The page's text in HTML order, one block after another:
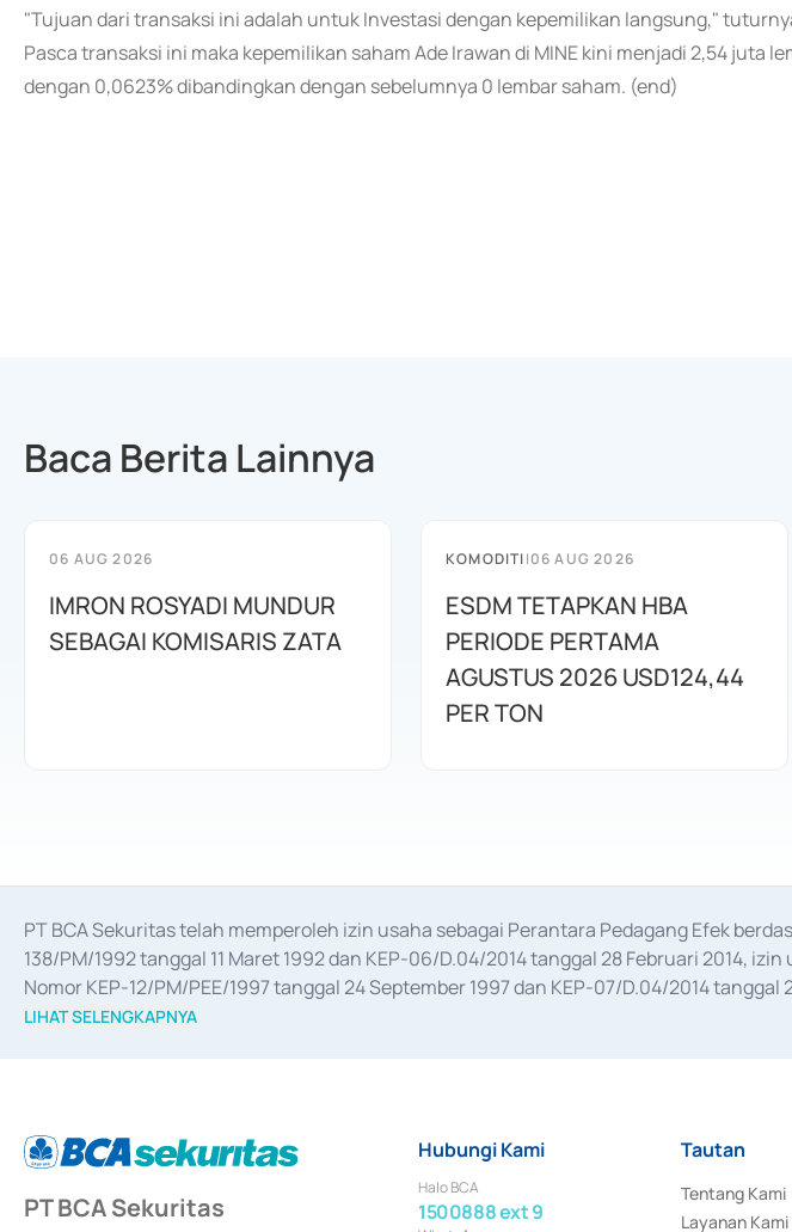
"Tujuan dari transaksi ini adalah untuk Investasi dengan kepemilikan langsung,"
Pasca transaksi ini maka kepemilikan saham Ade Irawan di MINE kini menjadi 2,54 juta
dengan 0,0623% dibandingkan dengan sebelumnya 0 lembar saham. (end)
Baca Berita Lainnya
06 AUG 2026
IMRON ROSYADI MUNDUR
SEBAGAI KOMISARIS ZATA
KOMODITI|06 AUG 2026
ESDM TETAPKAN HBA
PERIODE PERTAMA
AGUSTUS 2026 USD124,44
PER TON
PT BCA Sekuritas telah memperoleh izin usaha sebagai Perantara Pedagang Efek
138/PM/1992 tanggal 11 Maret 1992 dan KEP-06/D.04/2014 tanggal 28 Februari 2014,
Nomor KEP-12/PM/PEE/1997 tanggal 24 September 1997 dan KEP-07/D.04/2014
merger, akuisisi, divestasi, dan
LIHAT SELENGKAPNYA
PT BCA Sekuritas
Hubungi Kami
Halo BCA
1500888 ext 9
Tautan
Tentang Kami
Layanan Kami